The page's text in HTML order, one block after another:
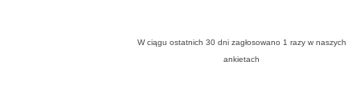
W ciągu ostatnich 30 dni zagłosowano 1 razy w naszych
ankietach